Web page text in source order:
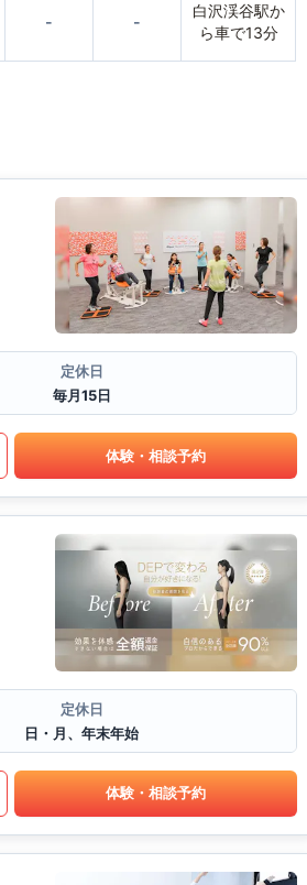
- -
白沢渓谷駅か
ら車で13分
定休日
毎月15日
体験・相談予約
定休日
日・月、年末年始
体験・相談予約